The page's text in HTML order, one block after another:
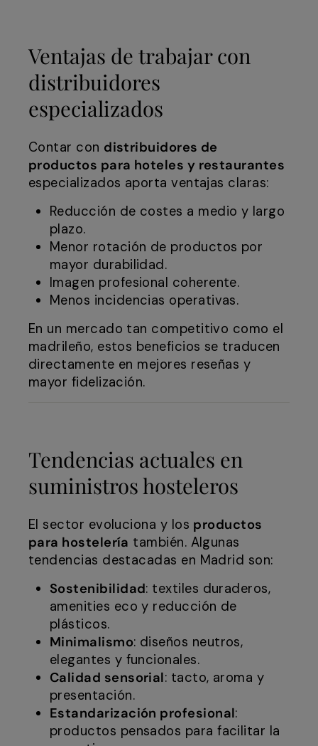
Ventajas de trabajar con
distribuidores
especializados
Contar con distribuidores de
productos para hoteles y restaurantes
especializados aporta ventajas claras:
Reducción de costes a medio y largo
plazo.
Menor rotación de productos por
mayor durabilidad.
Imagen profesional coherente.
Menos incidencias operativas.
En un mercado tan competitivo como el
madrileño, estos beneficios se traducen
directamente en mejores reseñas y
mayor fidelización.
Tendencias actuales en
suministros hosteleros
El sector evoluciona y los productos
para hostelería también. Algunas
tendencias destacadas en Madrid son:
Sostenibilidad: textiles duraderos,
amenities eco y reducción de
plásticos.
Minimalismo: diseños neutros,
elegantes y funcionales.
Calidad sensorial: tacto, aroma y
presentación.
Estandarización profesional:
productos pensados para facilitar la